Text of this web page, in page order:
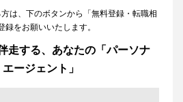
は、下のボタンから「無料登録・転職相
録をお願いいたします。
走する、あなたの「パーソナ
ージェント」